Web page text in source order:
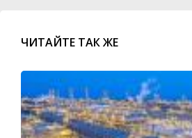
ЧИТАЙТЕ ТАК ЖЕ